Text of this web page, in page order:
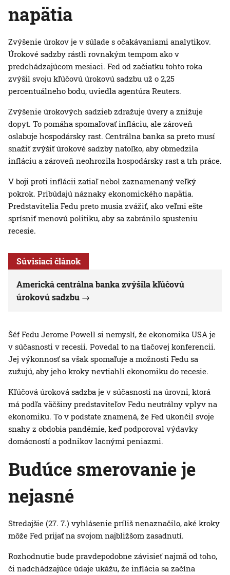
napätia
Zvýšenie úrokov je v súlade s očakávaniami analytikov.
Úrokové sadzby rástli rovnakým tempom ako v
predchádzajúcom mesiaci. Fed od začiatku tohto roka
zvýšil svoju kľúčovú úrokovú sadzbu už o 2,25
percentuálneho bodu, uviedla agentúra Reuters.
Zvýšenie úrokových sadzieb zdražuje úvery a znižuje
dopyt. To pomáha spomaľovať infláciu, ale zároveň
oslabuje hospodársky rast. Centrálna banka sa preto musí
snažiť zvýšiť úrokové sadzby natoľko, aby obmedzila
infláciu a zároveň neohrozila hospodársky rast a trh práce.
V boji proti inflácii zatiaľ nebol zaznamenaný veľký
pokrok. Pribúdajú náznaky ekonomického napätia.
Predstavitelia Fedu preto musia zvážiť, ako veľmi ešte
sprísniť menovú politiku, aby sa zabránilo spusteniu
recesie.
Súvisiaci článok
Americká centrálna banka zvýšila kľúčovú
úrokovú sadzbu
Šéf Fedu Jerome Powell si nemyslí, že ekonomika USA je
v súčasnosti v recesii. Povedal to na tlačovej konferencii.
Jej výkonnosť sa však spomaľuje a možnosti Fedu sa
zužujú, aby jeho kroky nevtiahli ekonomiku do recesie.
Kľúčová úroková sadzba je v súčasnosti na úrovni, ktorá
má podľa väčšiny predstaviteľov Fedu neutrálny vplyv na
ekonomiku. To v podstate znamená, že Fed ukončil svoje
snahy z obdobia pandémie, keď podporoval výdavky
domácností a podnikov lacnými peniazmi.
Budúce smerovanie je
nejasné
Stredajšie (27. 7.) vyhlásenie príliš nenaznačilo, aké kroky
môže Fed prijať na svojom najbližšom zasadnutí.
Rozhodnutie bude pravdepodobne závisieť najmä od toho,
či nadchádzajúce údaje ukážu, že inflácia sa začína